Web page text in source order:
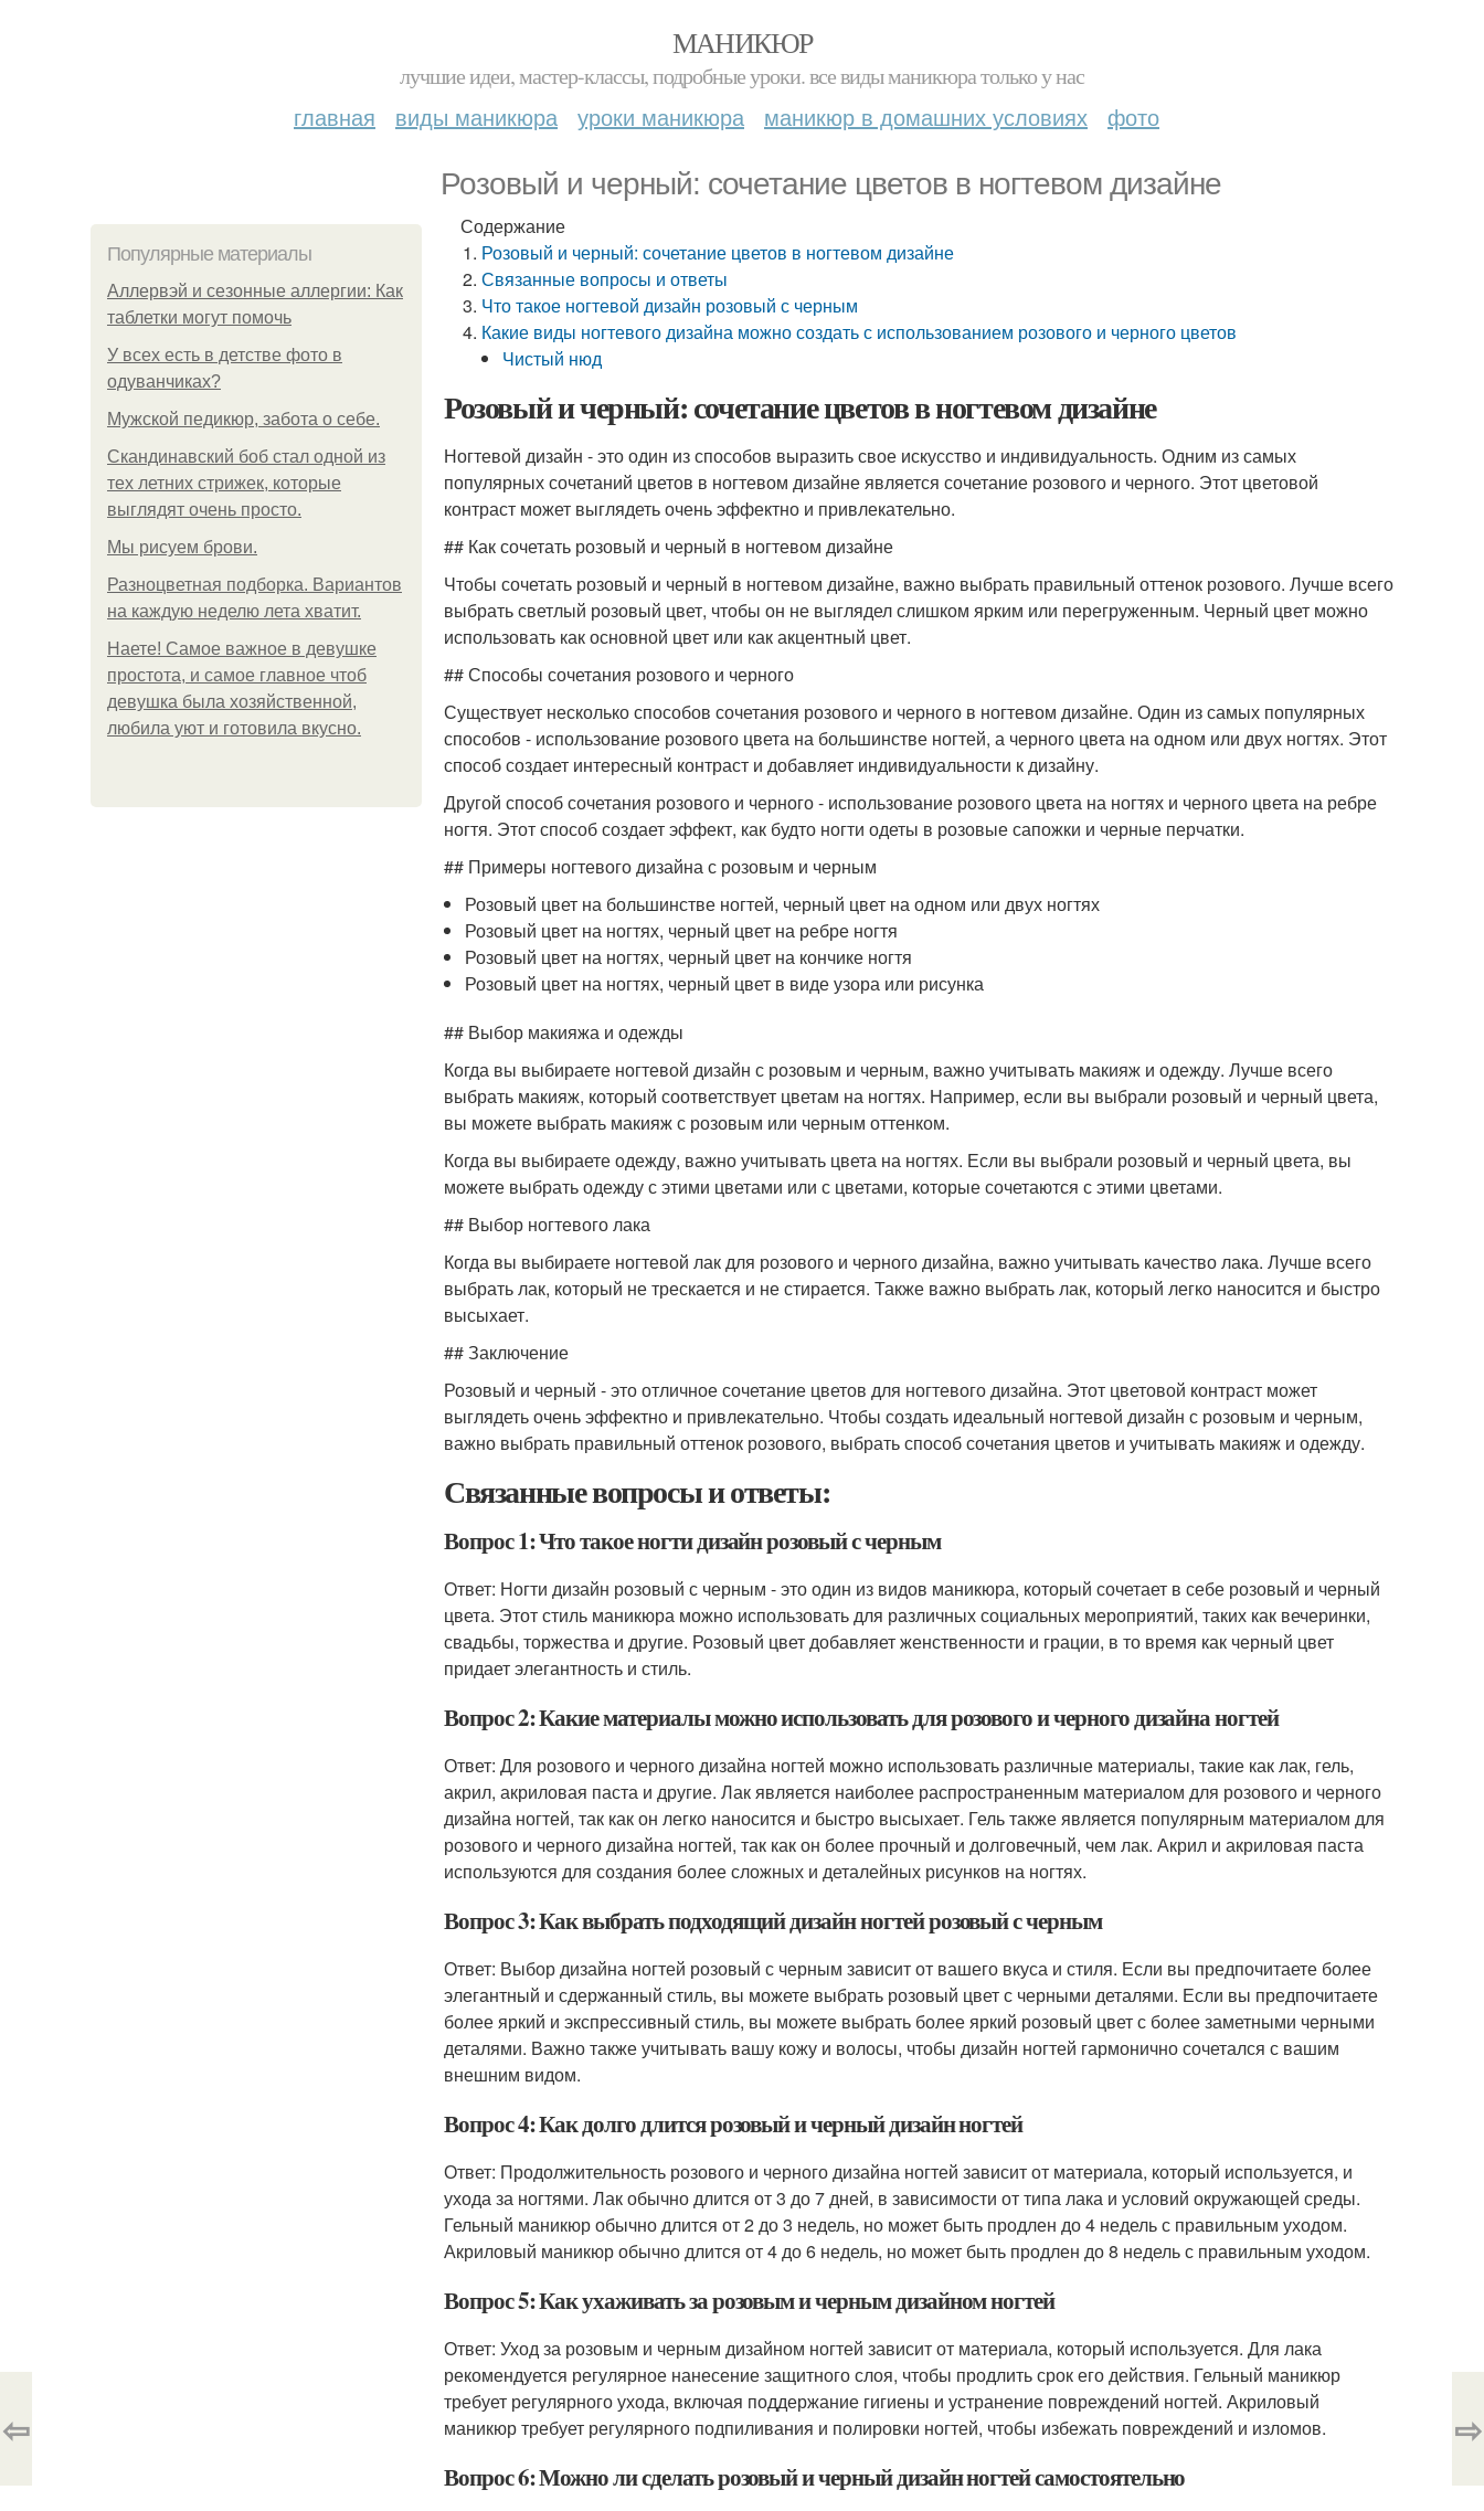
МАНИКЮР
лучшие идеи, мастер-классы, подробные уроки. все виды маникюра только у нас
главная виды маникюра уроки маникюра маникюр в домашних условиях фото
Розовый и черный: сочетание цветов в ногтевом дизайне
Популярные материалы
Аллервэй и сезонные аллергии: Как
таблетки могут помочь
У всех есть в детстве фото в
одуванчиках?
Мужской педикюр, забота о себе.
Скандинавский боб стал одной из
тех летних стрижек, которые
выглядят очень просто.
Мы рисуем брови.
Разноцветная подборка. Вариантов
на каждую неделю лета хватит.
Наете! Самое важное в девушке
простота, и самое главное чтоб
девушка была хозяйственной,
любила уют и готовила вкусно.
Содержание
Розовый и черный: сочетание цветов в ногтевом дизайне
Связанные вопросы и ответы
Что такое ногтевой дизайн розовый с черным
Какие виды ногтевого дизайна можно создать с использованием розового и черного цветов
Чистый нюд
Розовый и черный: сочетание цветов в ногтевом дизайне
Ногтевой дизайн - это один из способов выразить свое искусство и индивидуальность. Одним из самых
популярных сочетаний цветов в ногтевом дизайне является сочетание розового и черного. Этот цветовой
контраст может выглядеть очень эффектно и привлекательно.
## Как сочетать розовый и черный в ногтевом дизайне
Чтобы сочетать розовый и черный в ногтевом дизайне, важно выбрать правильный оттенок розового. Лучше всего
выбрать светлый розовый цвет, чтобы он не выглядел слишком ярким или перегруженным. Черный цвет можно
использовать как основной цвет или как акцентный цвет.
## Способы сочетания розового и черного
Существует несколько способов сочетания розового и черного в ногтевом дизайне. Один из самых популярных
способов - использование розового цвета на большинстве ногтей, а черного цвета на одном или двух ногтях. Этот
способ создает интересный контраст и добавляет индивидуальности к дизайну.
Другой способ сочетания розового и черного - использование розового цвета на ногтях и черного цвета на ребре
ногтя. Этот способ создает эффект, как будто ногти одеты в розовые сапожки и черные перчатки.
## Примеры ногтевого дизайна с розовым и черным
Розовый цвет на большинстве ногтей, черный цвет на одном или двух ногтях
Розовый цвет на ногтях, черный цвет на ребре ногтя
Розовый цвет на ногтях, черный цвет на кончике ногтя
Розовый цвет на ногтях, черный цвет в виде узора или рисунка
## Выбор макияжа и одежды
Когда вы выбираете ногтевой дизайн с розовым и черным, важно учитывать макияж и одежду. Лучше всего
выбрать макияж, который соответствует цветам на ногтях. Например, если вы выбрали розовый и черный цвета,
вы можете выбрать макияж с розовым или черным оттенком.
Когда вы выбираете одежду, важно учитывать цвета на ногтях. Если вы выбрали розовый и черный цвета, вы
можете выбрать одежду с этими цветами или с цветами, которые сочетаются с этими цветами.
## Выбор ногтевого лака
Когда вы выбираете ногтевой лак для розового и черного дизайна, важно учитывать качество лака. Лучше всего
выбрать лак, который не трескается и не стирается. Также важно выбрать лак, который легко наносится и быстро
высыхает.
## Заключение
Розовый и черный - это отличное сочетание цветов для ногтевого дизайна. Этот цветовой контраст может
выглядеть очень эффектно и привлекательно. Чтобы создать идеальный ногтевой дизайн с розовым и черным,
важно выбрать правильный оттенок розового, выбрать способ сочетания цветов и учитывать макияж и одежду.
Связанные вопросы и ответы:
Вопрос 1: Что такое ногти дизайн розовый с черным
Ответ: Ногти дизайн розовый с черным - это один из видов маникюра, который сочетает в себе розовый и черный
цвета. Этот стиль маникюра можно использовать для различных социальных мероприятий, таких как вечеринки,
свадьбы, торжества и другие. Розовый цвет добавляет женственности и грации, в то время как черный цвет
придает элегантность и стиль.
Вопрос 2: Какие материалы можно использовать для розового и черного дизайна ногтей
Ответ: Для розового и черного дизайна ногтей можно использовать различные материалы, такие как лак, гель,
акрил, акриловая паста и другие. Лак является наиболее распространенным материалом для розового и черного
дизайна ногтей, так как он легко наносится и быстро высыхает. Гель также является популярным материалом для
розового и черного дизайна ногтей, так как он более прочный и долговечный, чем лак. Акрил и акриловая паста
используются для создания более сложных и деталейных рисунков на ногтях.
Вопрос 3: Как выбрать подходящий дизайн ногтей розовый с черным
Ответ: Выбор дизайна ногтей розовый с черным зависит от вашего вкуса и стиля. Если вы предпочитаете более
элегантный и сдержанный стиль, вы можете выбрать розовый цвет с черными деталями. Если вы предпочитаете
более яркий и экспрессивный стиль, вы можете выбрать более яркий розовый цвет с более заметными черными
деталями. Важно также учитывать вашу кожу и волосы, чтобы дизайн ногтей гармонично сочетался с вашим
внешним видом.
Вопрос 4: Как долго длится розовый и черный дизайн ногтей
Ответ: Продолжительность розового и черного дизайна ногтей зависит от материала, который используется, и
ухода за ногтями. Лак обычно длится от 3 до 7 дней, в зависимости от типа лака и условий окружающей среды.
Гельный маникюр обычно длится от 2 до 3 недель, но может быть продлен до 4 недель с правильным уходом.
Акриловый маникюр обычно длится от 4 до 6 недель, но может быть продлен до 8 недель с правильным уходом.
Вопрос 5: Как ухаживать за розовым и черным дизайном ногтей
Ответ: Уход за розовым и черным дизайном ногтей зависит от материала, который используется. Для лака
рекомендуется регулярное нанесение защитного слоя, чтобы продлить срок его действия. Гельный маникюр
требует регулярного ухода, включая поддержание гигиены и устранение повреждений ногтей. Акриловый
маникюр требует регулярного подпиливания и полировки ногтей, чтобы избежать повреждений и изломов.
Вопрос 6: Можно ли сделать розовый и черный дизайн ногтей самостоятельно
⇦ ⇨